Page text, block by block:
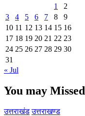
1
2
3
4 5 6 7 8
9
10 11 12 13 14 15 16
17 18 19 20 21 22 23
24 25 26 27 28 29 30
31
« Jul
You may Missed
उत्तराखंड उत्तराखण्ड